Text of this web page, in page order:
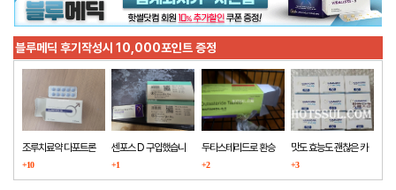
블루메딕 후기작성시 10,000포인트 증정
조루치료약 다포트론
구매했습니다
+10
센포스 D 구입했습니
다
+1
두타스테리드로 환승
+2
맛도 효능도 괜찮은 카
마그라
+3